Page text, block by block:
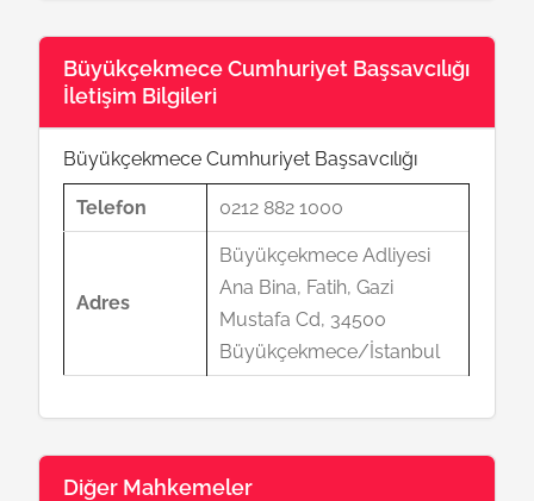
Büyükçekmece Cumhuriyet Başsavcılığı
İletişim Bilgileri
Büyükçekmece Cumhuriyet Başsavcılığı
Telefon 0212 882 1000
Adres
Büyükçekmece Adliyesi
Ana Bina, Fatih, Gazi
Mustafa Cd, 34500
Büyükçekmece/İstanbul
Diğer Mahkemeler